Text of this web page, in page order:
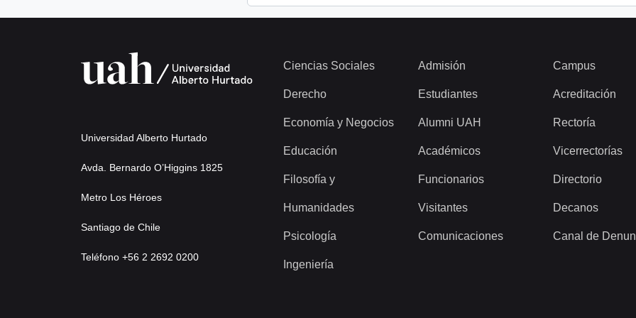
Universidad Alberto Hurtado
Avda. Bernardo O’Higgins 1825
Metro Los Héroes
Santiago de Chile
Teléfono +56 2 2692 0200
Ciencias Sociales
Derecho
Economía y Negocios
Educación
Filosofía y
Humanidades
Psicología
Ingeniería
Admisión
Estudiantes
Alumni UAH
Académicos
Funcionarios
Visitantes
Comunicaciones
Campus
Acreditación
Rectoría
Vicerrectorías
Directorio
Decanos
Canal de